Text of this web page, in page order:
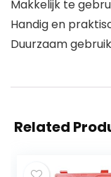
Makkelijk te
Handig en
Duurzaam
Related